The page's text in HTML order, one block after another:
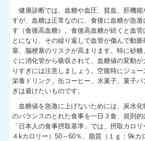
健康診断では、血糖や血圧、貧血、肝機能
すが、血糖は正常なのに、食後に血糖が急激
す（食後高血糖）。食後高血糖が続くと血管
とになり、その繰り返しで血管が傷んで動
塞、脳梗塞のリスクが高まります。特に砂
ぐに消化管から吸収されて、血糖値の変動
りすぎには注意しましょう。空腹時にジュー
栄養ドリンク、缶コーヒー、氷菓子、菓子
ぎは避けたいものです。
血糖値を急激に上げないためには、炭水化
のバランスのとれた食事を一日３食、規則
「日本人の食事摂取基準」では、摂取カロ
４kカロリー）50～60％、脂質（１ｇ：9kカ